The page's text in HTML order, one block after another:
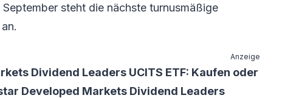
steht die nächste turnusmäßige
Anzeige
Dividend Leaders UCITS ETF: Kaufen oder
Developed Markets Dividend Leaders